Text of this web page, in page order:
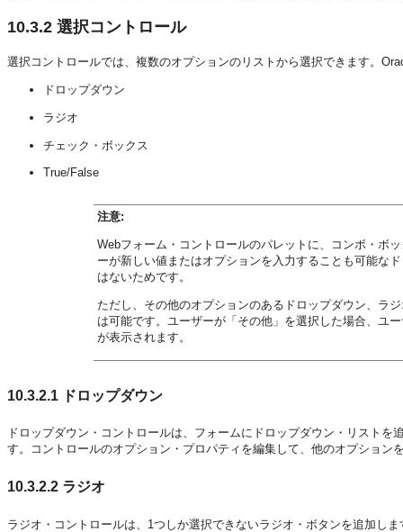
10.3.2 選択コントロール
選択コントロールでは、複数のオプションのリストから選択できます。
ドロップダウン
ラジオ
チェック・ボックス
True/False
注意:
Webフォーム・コントロールのパレットに、コンボ・ボ
ーが新しい値またはオプションを入力することも可能な
はないためです。
ただし、その他のオプションのあるドロップダウン、ラ
は可能です。ユーザーが「その他」を選択した場合、ユ
が表示されます。
10.3.2.1 ドロップダウン
ドロップダウン・コントロールは、フォームにドロップダウン・リスト
す。コントロールのオプション・プロパティを編集して、他のオプション
10.3.2.2 ラジオ
ラジオ・コントロールは、1つしか選択できないラジオ・ボタンを追加し